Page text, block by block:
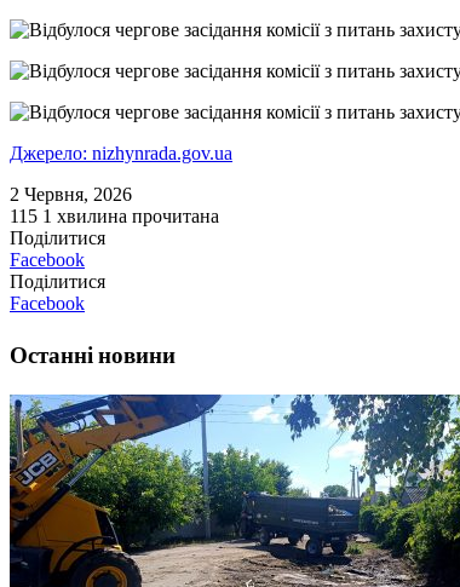
Джерело: nizhynrada.gov.ua
2 Червня, 2026
115 1 хвилина прочитана
Поділитися
Facebook
Поділитися
Facebook
Останні новини